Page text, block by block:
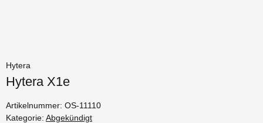
Hytera
Hytera X1e
Artikelnummer: OS-11110
Kategorie: Abgekündigt